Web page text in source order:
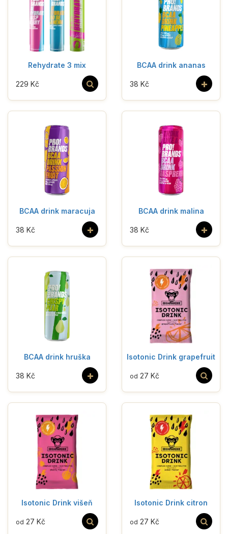
Rehydrate 3 mix
229 Kč
BCAA drink ananas
+
38 Kč
BCAA drink maracuja
+
38 Kč
BCAA drink malina
+
38 Kč
BCAA drink hruška
+
38 Kč
Isotonic Drink grapefruit
od 27 Kč
Isotonic Drink višeň
od 27 Kč
Isotonic Drink citron
od 27 Kč